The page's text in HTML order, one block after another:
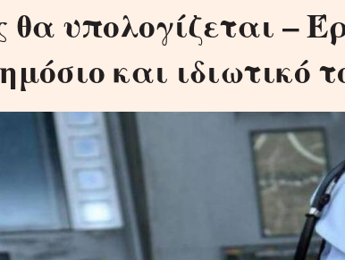
υπολογίζεται –
και ιδιωτικό